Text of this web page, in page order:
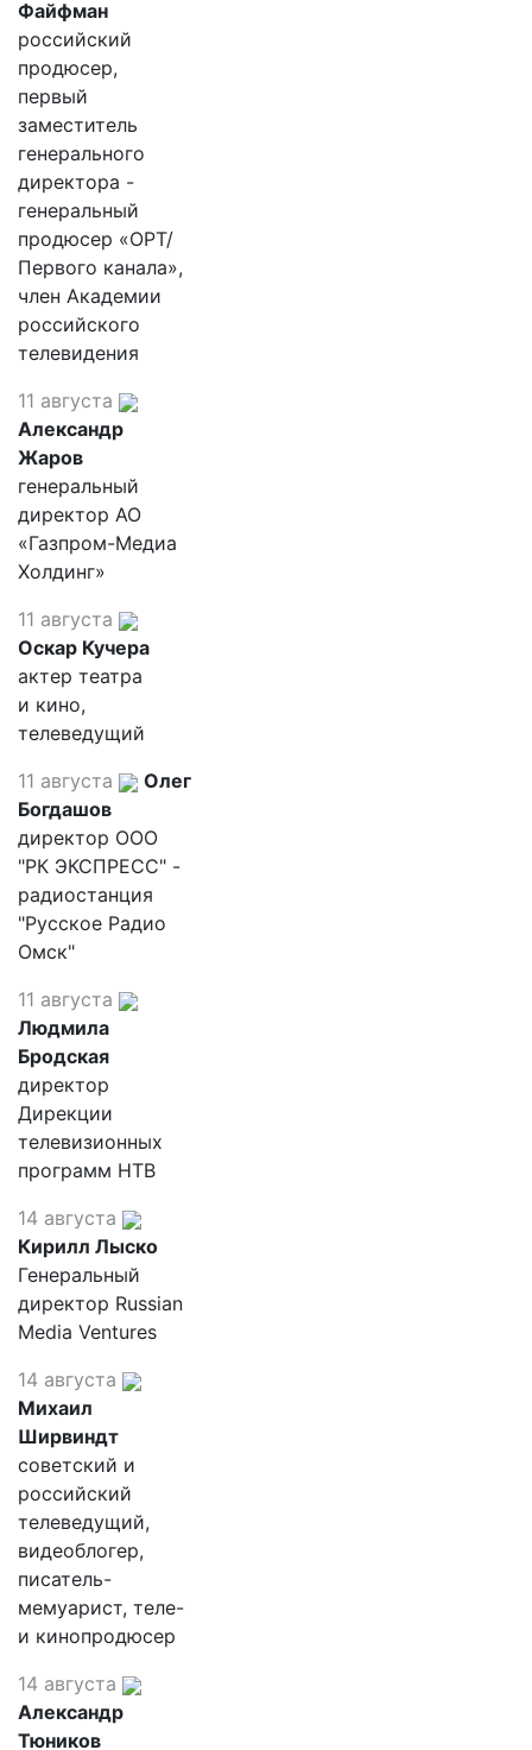
Файфман
российский
продюсер,
первый
заместитель
генерального
директора -
генеральный
продюсер «ОРТ/
Первого канала»,
член Академии
российского
телевидения
11 августа
Александр
Жаров
генеральный
директор АО
«Газпром-Медиа
Холдинг»
11 августа
Оскар Кучера
актер театра
и кино,
телеведущий
11 августа
Олег
Богдашов
директор ООО
"РК ЭКСПРЕСС" -
радиостанция
"Русское Радио
Омск"
11 августа
Людмила
Бродская
директор
Дирекции
телевизионных
программ НТВ
14 августа
Кирилл Лыско
Генеральный
директор Russian
Media Ventures
14 августа
Михаил
Ширвиндт
советский и
российский
телеведущий,
видеоблогер,
писатель-
мемуарист, теле-
и кинопродюсер
14 августа
Александр
Тюников